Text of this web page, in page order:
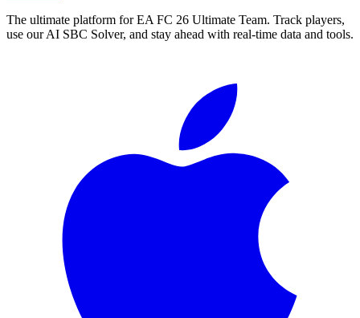
The ultimate platform for EA FC 26 Ultimate Team. Track players,
use our AI SBC Solver, and stay ahead with real-time data and tools.